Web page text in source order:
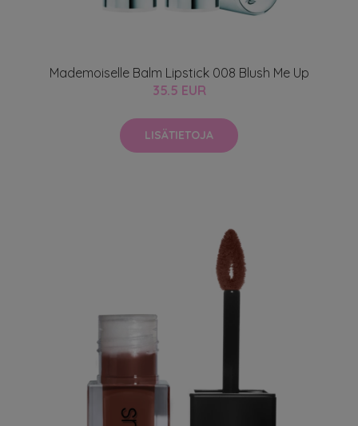
Mademoiselle Balm Lipstick 008 Blush Me Up
35.5 EUR
LISÄTIETOJA